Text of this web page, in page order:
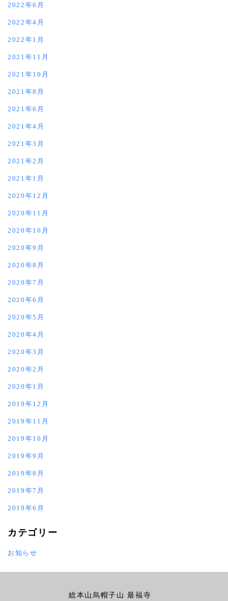
2022年6月
2022年4月
2022年1月
2021年11月
2021年10月
2021年8月
2021年6月
2021年4月
2021年3月
2021年2月
2021年1月
2020年12月
2020年11月
2020年10月
2020年9月
2020年8月
2020年7月
2020年6月
2020年5月
2020年4月
2020年3月
2020年2月
2020年1月
2019年12月
2019年11月
2019年10月
2019年9月
2019年8月
2019年7月
2019年6月
カテゴリー
お知らせ
総本山烏帽子山 最福寺